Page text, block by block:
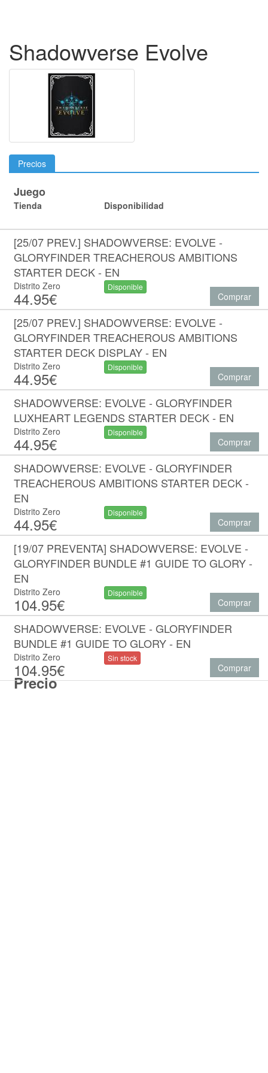
Shadowverse Evolve
Precios
Juego
Tienda
Precio
Disponibilidad
[25/07 PREV.] SHADOWVERSE: EVOLVE -
GLORYFINDER TREACHEROUS AMBITIONS
STARTER DECK - EN
Distrito Zero
44.95€
Disponible
Comprar
[25/07 PREV.] SHADOWVERSE: EVOLVE -
GLORYFINDER TREACHEROUS AMBITIONS
STARTER DECK DISPLAY - EN
Distrito Zero
44.95€
Disponible
Comprar
SHADOWVERSE: EVOLVE - GLORYFINDER
LUXHEART LEGENDS STARTER DECK - EN
Distrito Zero
44.95€
Disponible
Comprar
SHADOWVERSE: EVOLVE - GLORYFINDER
TREACHEROUS AMBITIONS STARTER DECK -
EN
Distrito Zero
44.95€
Disponible
Comprar
[19/07 PREVENTA] SHADOWVERSE: EVOLVE -
GLORYFINDER BUNDLE #1 GUIDE TO GLORY -
EN
Distrito Zero
104.95€
Disponible
Comprar
SHADOWVERSE: EVOLVE - GLORYFINDER
BUNDLE #1 GUIDE TO GLORY - EN
Distrito Zero
104.95€
Sin stock
Comprar